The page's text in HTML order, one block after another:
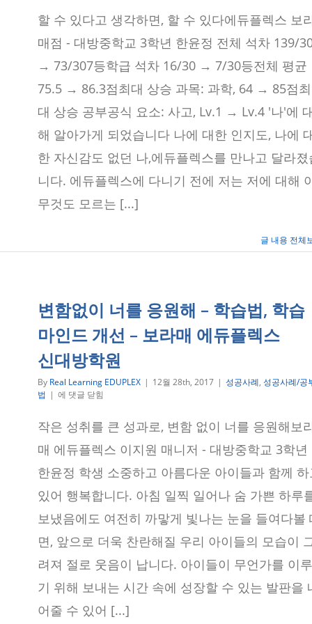
원
다
고
생
각
면,
수
다
보
라
매
에
듀
스
대
방
원
할 수 있다고 생각하면, 할 수 있다에듀플렉스 보
매점 - 대방중학교 3학년 한윤정 전체 석차 139/
→ 73/307등학급 석차 16/30 → 7/30등전체 평균
75.5 → 86.3점최대 상승 과목: 과학, 64 → 85점최
대 상승 공부공식 요소: 사고, Lv.1 → Lv.4 '나'에
해 알아가게 되었습니다 나에 대한 인지도, 나에
한 자신감도 없던 나,에듀플렉스를 만나고 달라졌
니다. 에듀플렉스에 다니기 전에 저는 저에 대해
무것도 모르는 [...]
글 내용 전체
변함없이 너를 응원해 – 학습법, 학습
마인드 개선 – 보라매 에듀플렉스
신대방학원
By Real Learning EDUPLEX | 12월 28th, 2017 | 성공사례, 성공사례/공
법 | 변
이
너
를
응
원
해
학
법,
학
습
마
인
드
개
에 댓글 닫힘
작은 성취를 큰 성과로, 변함 없이 너를 응원해보
매 에듀플렉스 이지원 매니저 - 대방중학교 3학년
한윤정 학생 소중하고 아름다운 아이들과 함께 하
있어 행복합니다. 아침 일찍 일어나 숨 가쁜 하루
보냈음에도 여전히 까맣게 빛나는 눈을 들여다볼
면, 앞으로 더욱 찬란해질 우리 아이들의 모습이
려져 절로 웃음이 납니다. 아이들이 무언가를 이루
기 위해 보내는 시간 속에 성장할 수 있는 발판을
어줄 수 있어 [...]